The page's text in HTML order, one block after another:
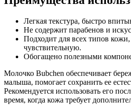
Легкая текстура, быстро
Не содержит парабенов и
Подходит для всех типов
чувствительную.
Обогащено полезными
Молочко Bubchen обеспечивает
малыша, помогает сохранить ее
Рекомендуется использовать его
время, когда кожа требует